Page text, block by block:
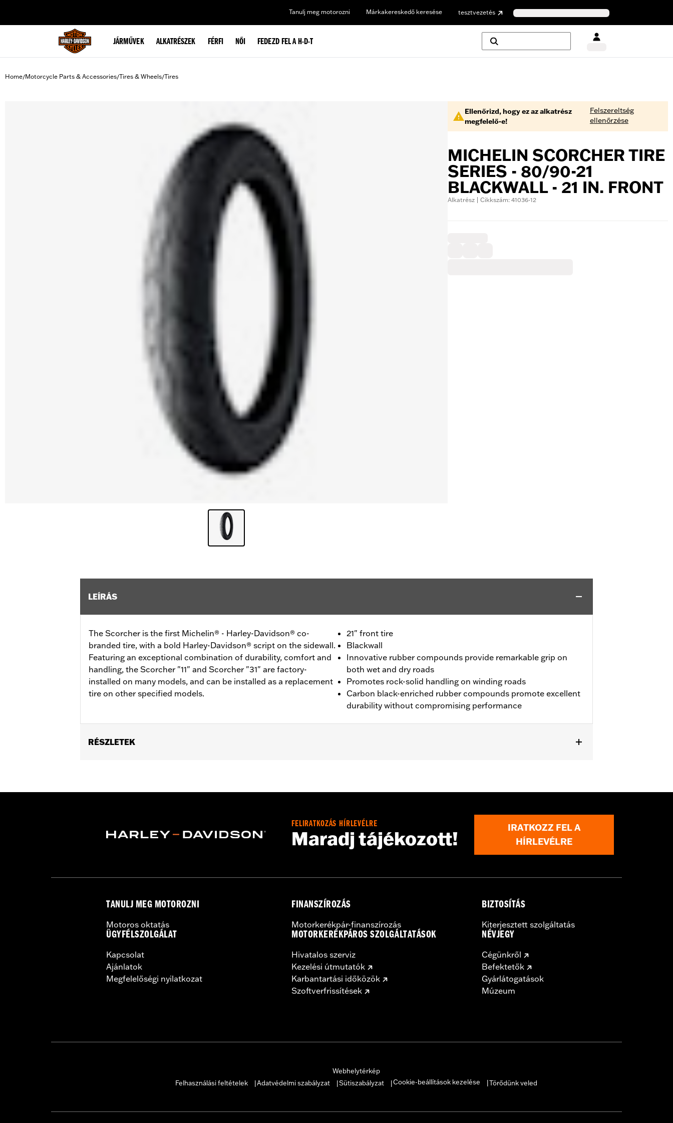
Tanulj meg motorozni Márkakereskedő keresése tesztvezetés
JÁRMŰVEK ALKATRÉSZEK FÉRFI NŐI FEDEZD FEL A H-D-T
Home/Motorcycle Parts & Accessories/Tires & Wheels/Tires
Ellenőrizd, hogy ez az alkatrész
megfelelő-e!
Felszereltség
ellenőrzése
MICHELIN SCORCHER TIRE
SERIES - 80/90-21
BLACKWALL - 21 IN. FRONT
Alkatrész | Cikkszám: 41036-12
LEÍRÁS
The Scorcher is the first Michelin® - Harley-Davidson® co-
branded tire, with a bold Harley-Davidson® script on the sidewall.
Featuring an exceptional combination of durability, comfort and
handling, the Scorcher "11" and Scorcher "31" are factory-
installed on many models, and can be installed as a replacement
tire on other specified models.
21" front tire
Blackwall
Innovative rubber compounds provide remarkable grip on
both wet and dry roads
Promotes rock-solid handling on winding roads
Carbon black-enriched rubber compounds promote excellent
durability without compromising performance
RÉSZLETEK
Sold In Units:Each
Tire Size:80/90-21
FELIRATKOZÁS HÍRLEVÉLRE
Maradj tájékozott!
IRATKOZZ FEL A
HÍRLEVÉLRE
TANULJ MEG MOTOROZNI
Motoros oktatás
ÜGYFÉLSZOLGÁLAT
Kapcsolat
Ajánlatok
Megfelelőségi nyilatkozat
FINANSZÍROZÁS
Motorkerékpár-finanszírozás
MOTORKERÉKPÁROS SZOLGÁLTATÁSOK
Hivatalos szerviz
Kezelési útmutatók
Karbantartási időközök
Szoftverfrissítések
BIZTOSÍTÁS
Kiterjesztett szolgáltatás
NÉVJEGY
Cégünkről
Befektetők
Gyárlátogatások
Múzeum
Webhelytérkép
Felhasználási feltételek
Adatvédelmi szabályzat Sütiszabályzat Cookie-beállítások kezelése Törődünk veled